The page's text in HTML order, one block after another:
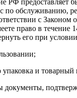
РФ предоставляет
по обслуживанию,
с Законом
право в течение
его при
упаковка и товарный
документы,